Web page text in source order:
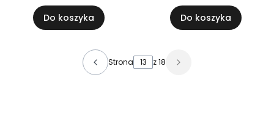
Do koszyka Do koszyka
Strona z 18